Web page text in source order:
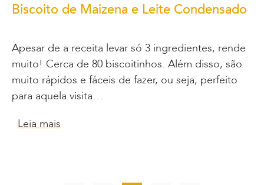
Biscoito de Maizena e Leite Condensado
Apesar de a receita levar só 3 ingredientes, rende
muito! Cerca de 80 biscoitinhos. Além disso, são
muito rápidos e fáceis de fazer, ou seja, perfeito
para aquela visita…
Leia mais